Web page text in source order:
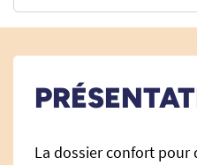
La dossier confort pour